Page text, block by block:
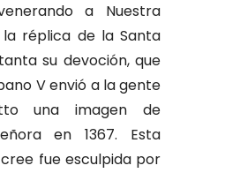
a Nuestra
la réplica de la Santa
su devoción, que
V envió a la gente
una imagen de
en 1367. Esta
fue esculpida por